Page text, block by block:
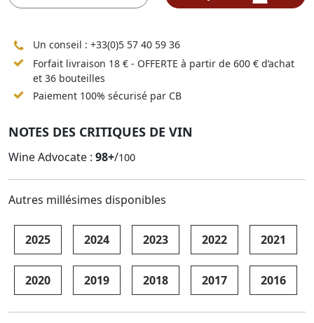
Un conseil : +33(0)5 57 40 59 36
Forfait livraison 18 € - OFFERTE à partir de 600 € d’achat
et 36 bouteilles
Paiement 100% sécurisé par CB
NOTES DES CRITIQUES DE VIN
Wine Advocate : 98+/100
Autres millésimes disponibles
2025 2024 2023 2022 2021
2020 2019 2018 2017 2016